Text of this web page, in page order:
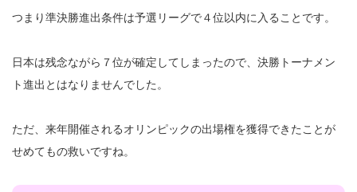
つまり準決勝進出条件は予選リーグで４位以内に入ることです。
日本は残念ながら７位が確定してしまったので、決勝トーナメン
ト進出とはなりませんでした。
ただ、来年開催されるオリンピックの出場権を獲得できたことが
せめてもの救いですね。